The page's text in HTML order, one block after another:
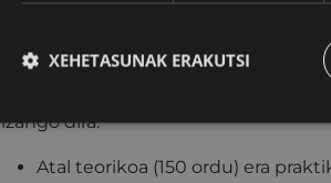
Hona hemen ikastaroaren
Iraupena:
izango dira.
Atal teorikoa (150 ordu) era
XEHETASUNAK ERAKUTSI